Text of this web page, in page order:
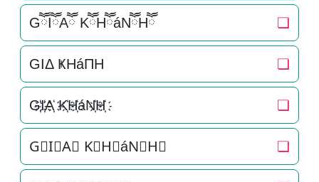
GཽIཽAཽ KཽHཽáNཽHཽ ❏
GIΔ ҜHáΠH ❏
G҉I҉A҉ K҉H҉áN҉H҉ ❏
G⃜I⃜A⃜ K⃜H⃜áN⃜H⃜ ❏